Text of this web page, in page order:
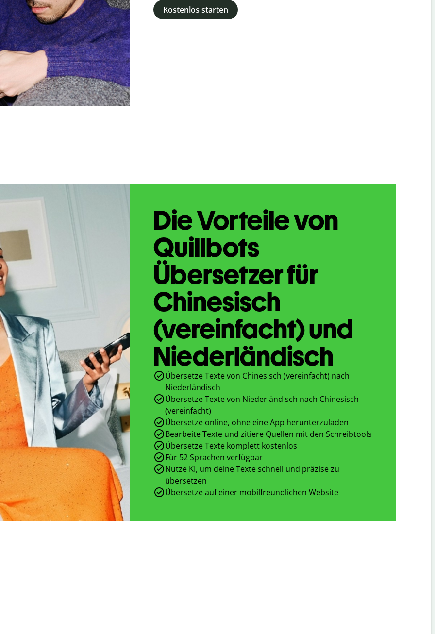
Kostenlos starten
Die Vorteile von
Quillbots
Übersetzer für
Chinesisch
(vereinfacht) und
Niederländisch
Übersetze Texte von Chinesisch (vereinfacht) nach
Niederländisch
Übersetze Texte von Niederländisch nach Chinesisch
(vereinfacht)
Übersetze online, ohne eine App herunterzuladen
Bearbeite Texte und zitiere Quellen mit den Schreibtools
Übersetze Texte komplett kostenlos
Für 52 Sprachen verfügbar
Nutze KI, um deine Texte schnell und präzise zu
übersetzen
Übersetze auf einer mobilfreundlichen Website